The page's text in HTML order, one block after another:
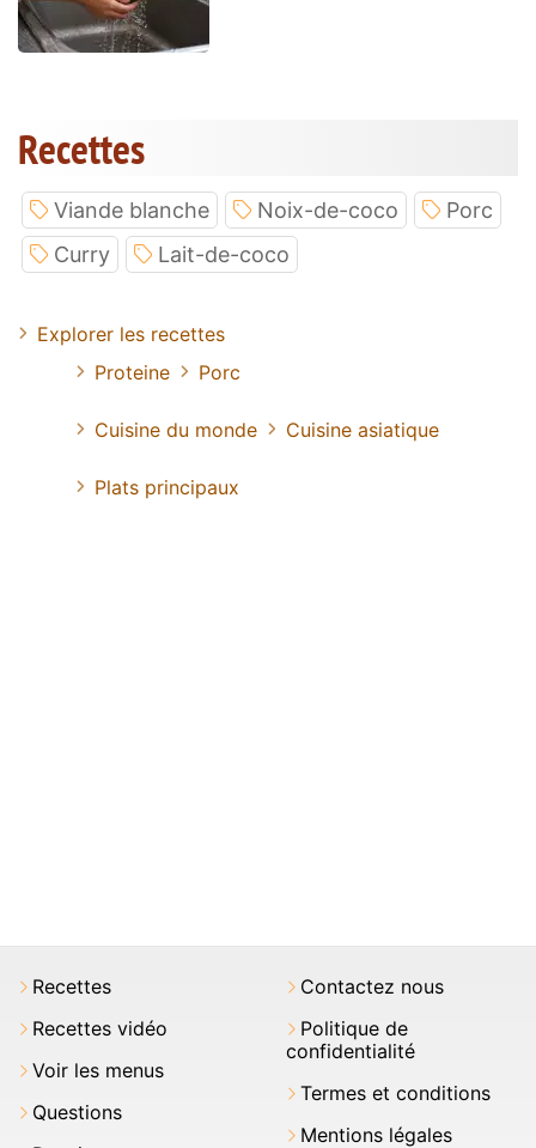
Recettes
Viande blanche Noix-de-coco
Porc
Curry
Lait-de-coco
Explorer les recettes
Proteine
Porc
Cuisine du monde Cuisine asiatique
Plats principaux
Recettes
Recettes vidéo
Voir les menus
Questions
Contactez nous
Politique de
confidentialité
Termes et conditions
Mentions légales